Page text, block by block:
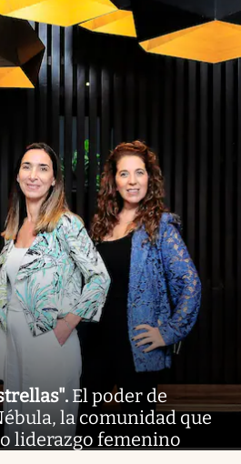
. El poder de
la comunidad que
liderazgo femenino